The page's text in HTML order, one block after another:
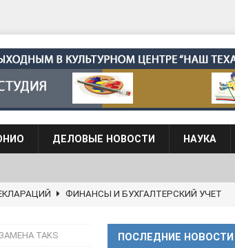
ДЕЛОВЫЕ НОВОСТИ НАУКА
ФИНАНСЫ И БУХГАЛТЕРСКИЙ УЧЕТ
TAKS ПОСЛЕДНИЕ НОВОСТИ